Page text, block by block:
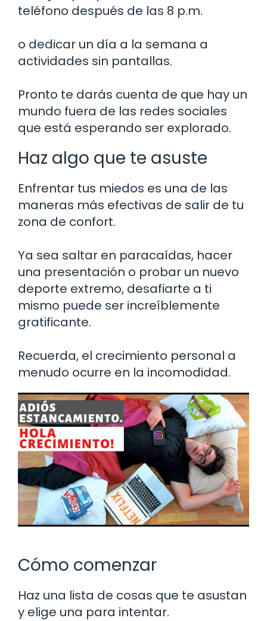
teléfono después de las 8 p.m.
o dedicar un día a la semana a
actividades sin pantallas.
Pronto te darás cuenta de que hay un
mundo fuera de las redes sociales
que está esperando ser explorado.
Haz algo que te asuste
Enfrentar tus miedos es una de las
maneras más efectivas de salir de tu
zona de confort.
Ya sea saltar en paracaídas, hacer
una presentación o probar un nuevo
deporte extremo, desafiarte a ti
mismo puede ser increíblemente
gratificante.
Recuerda, el crecimiento personal a
menudo ocurre en la incomodidad.
Cómo comenzar
Haz una lista de cosas que te asustan
y elige una para intentar.